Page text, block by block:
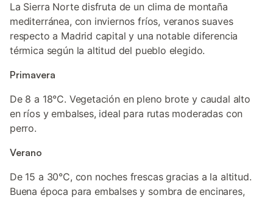
La Sierra Norte disfruta de un clima de montaña
mediterránea, con inviernos fríos, veranos suaves
respecto a Madrid capital y una notable diferencia
térmica según la altitud del pueblo elegido.
Primavera
De 8 a 18°C. Vegetación en pleno brote y caudal alto
en ríos y embalses, ideal para rutas moderadas con
perro.
Verano
De 15 a 30°C, con noches frescas gracias a la altitud.
Buena época para embalses y sombra de encinares,